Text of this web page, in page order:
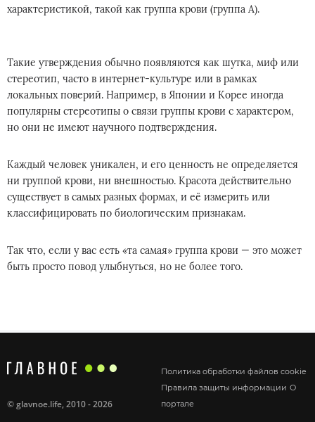
характеристикой, такой как группа крови (группа A).
Такие утверждения обычно появляются как шутка, миф или
стереотип, часто в интернет-культуре или в рамках
локальных поверий. Например, в Японии и Корее иногда
популярны стереотипы о связи группы крови с характером,
но они не имеют научного подтверждения.
Каждый человек уникален, и его ценность не определяется
ни группой крови, ни внешностью. Красота действительно
существует в самых разных формах, и её измерить или
классифицировать по биологическим признакам.
Так что, если у вас есть «та самая» группа крови — это может
быть просто повод улыбнуться, но не более того.
Политика обработки файлов cookie
Правила защиты информации О
портале
©glavnoe.life, 2010 - 2026